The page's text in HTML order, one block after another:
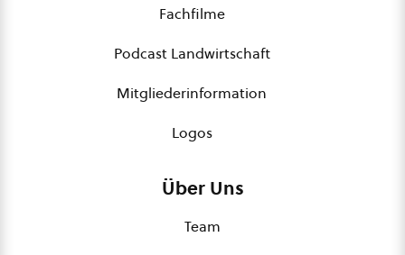
Fachfilme
Podcast Landwirtschaft
Mitgliederinformation
Logos
Über Uns
Team